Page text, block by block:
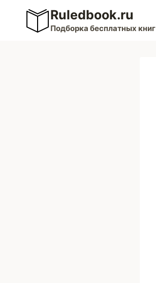
Перейти
содержимому
Ruledbook.ru
Подборка бесплатных книг